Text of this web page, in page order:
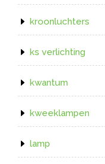
kroonluchters
ks verlichting
kwantum
kweeklampen
lamp